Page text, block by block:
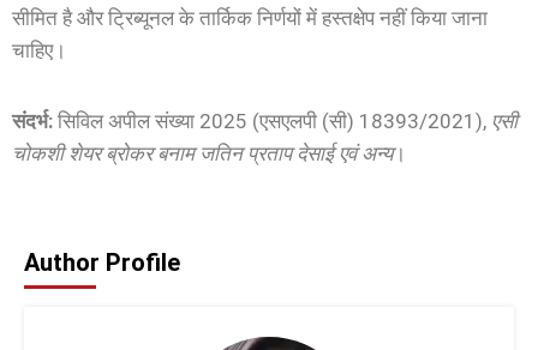
सीमित है और ट्रिब्यूनल के तार्किक निर्णयों में हस्तक्षेप नहीं किया जाना
चाहिए।
संदर्भ: सिविल अपील संख्या 2025 (एसएलपी (सी) 18393/2021), एसी
चोकशी शेयर ब्रोकर बनाम जतिन प्रताप देसाई एवं अन्य।
Author Profile